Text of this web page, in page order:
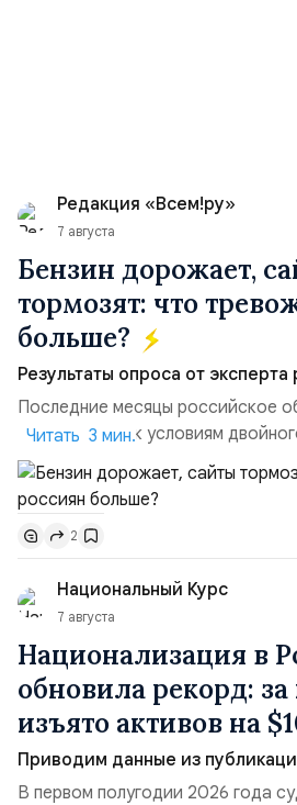
Редакция «Всем!ру»
7 августа
Бензин дорожает,
тормозят: что
больше?
Результаты опроса от
Последние месяцы российское
адаптируется к условиям
стороны, происходит рост цен на
необходимости, инфляция и
поставках бензина. А с другой –
турбулентность: перебои в работе
блокировки сайтов,
российские платформы.Что из
Читать 3 мин.
2
Национальный Курс
7 августа
Национализация в
обновила рекорд:
изъято активов на
Приводим данные из
В первом полугодии 2026 года